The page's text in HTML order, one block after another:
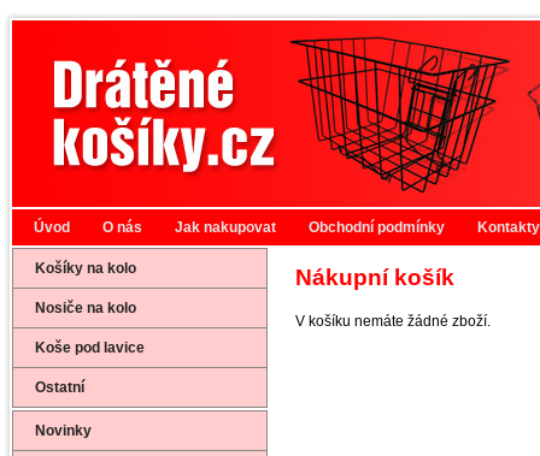
Úvod O nás Jak nakupovat Obchodní podmínky Kontakty
Košíky na kolo
Nosiče na kolo
Koše pod lavice
Ostatní
Novinky
Nákupní košík
V košíku nemáte žádné zboží.